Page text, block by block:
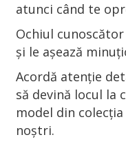
atunci când te
Ochiul
și le așează
Acordă atenție
să devină locul la
model din
noștri.